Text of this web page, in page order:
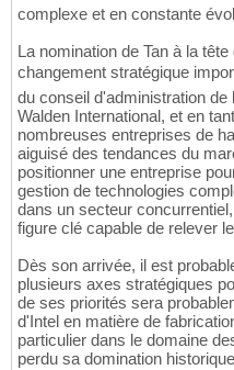
complexe et en constante
La nomination de Tan à la
changement stratégique
du conseil d'administration
Walden International, et en
nombreuses entreprises de
aiguisé des tendances du
positionner une entreprise
gestion de technologies
dans un secteur
figure clé capable de relever
Dès son arrivée, il est
plusieurs axes stratégiques
de ses priorités sera
d'Intel en matière de
particulier dans le domaine
perdu sa domination